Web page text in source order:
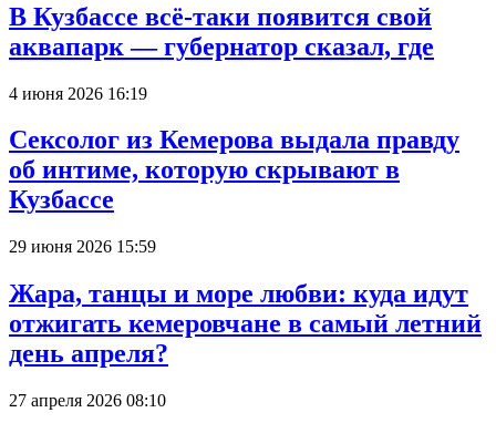
В Кузбассе всё-таки появится свой
аквапарк — губернатор сказал, где
4 июня 2026 16:19
Сексолог из Кемерова выдала правду
об интиме, которую скрывают в
Кузбассе
29 июня 2026 15:59
Жара, танцы и море любви: куда идут
отжигать кемеровчане в самый летний
день апреля?
27 апреля 2026 08:10